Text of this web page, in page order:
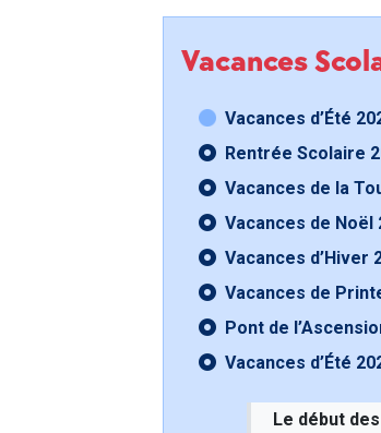
Vacances
Vacances d’Été
Rentrée Scolaire
Vacances de la
Vacances de Noël
Vacances d’Hiver
Vacances de
Pont de
Vacances d’Été
Le début